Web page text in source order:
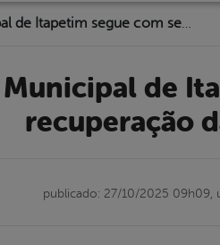
Governo Municipal de Itapetim segue com serviço de recuperação das estradas rurais
recuperação
publicado: 27/10/2025 09h09,